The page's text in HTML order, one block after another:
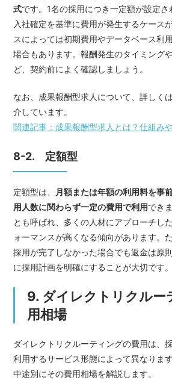
式です。1名の採用につき一定額が設定
入社確定を基準に費用が発生するケース
スによっては初期費用やデータベース利
場合もあります。報酬発生のタイミング
ど、契約前によく確認しましょう。
なお、成果報酬型求人について、詳しく
介しています。
関連記事：成果報酬型求人とは？仕組み
8-2. 定額型
定額型は、
月額または年額の利用料を事
用人数に関わらず一定の費用で利用でき
とも呼ばれ、多くの人材にアプローチし
ォーマンスが高くなる傾向があります。
採用が完了しなかった場合でも返金は原
に採用計画を明確にすることが大切です。
9. ダイレクトリクルー
用相場
ダイレクトリクルーティングの費用は、
利用するサービス形態によって異なりま
中途別にその費用相場を解説します。